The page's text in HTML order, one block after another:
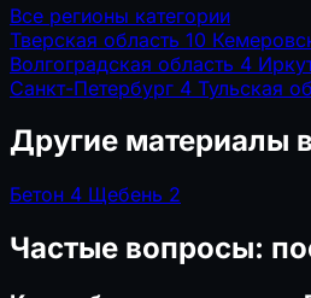
Все регионы категории
Тверская область 10
Волгоградская область 4
Санкт-Петербург 4 Тульская
Другие материалы
Бетон 4 Щебень 2
Частые вопросы: